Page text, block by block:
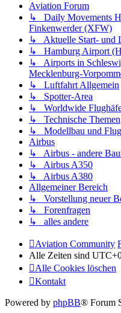
Aviation Forum
↳ Daily Movements
Finkenwerder (XFW)
↳ Aktuelle Start- und
↳ Hamburg Airport
↳ Airports in
Mecklenburg-
↳ Luftfahrt Allgemein
↳ Spotter-Area
↳ Worldwide
↳ Technische Themen
↳ Modellbau und
Airbus
↳ Airbus - andere
↳ Airbus A350
↳ Airbus A380
Allgemeiner Bereich
↳ Vorstellung neuer
↳ Forenfragen
↳ alles andere
Aviation Community
Alle Zeiten sind
Alle Cookies löschen
Kontakt
Powered by phpBB® Forum